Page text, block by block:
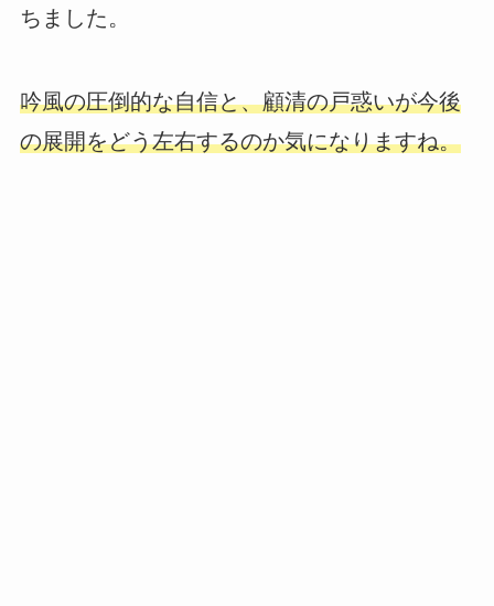
ちました。
吟風の圧倒的な自信と、顧清の戸惑いが今後
の展開をどう左右するのか気になりますね。